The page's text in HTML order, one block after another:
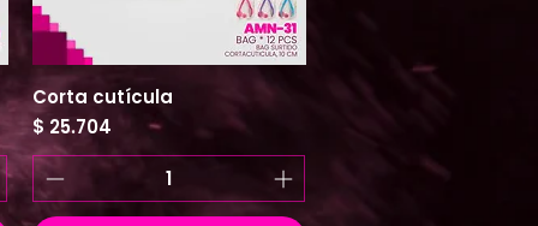
Vista rápida
Corta cutícula
Precio
$ 25.704